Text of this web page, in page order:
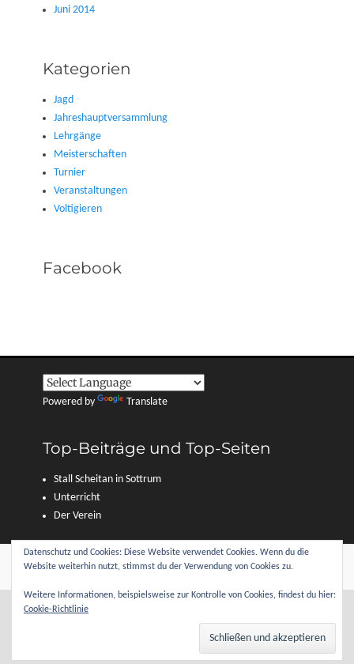
Juni 2014
Kategorien
Jagd
Jahreshauptversammlung
Lehrgänge
Meisterschaften
Turnier
Veranstaltungen
Voltigieren
Facebook
Powered by Translate
Top-Beiträge und Top-Seiten
Stall Scheitan in Sottrum
Unterricht
Der Verein
Datenschutz und Cookies: Diese Website verwendet Cookies. Wenn du die
Website weiterhin nutzt, stimmst du der Verwendung von Cookies zu.
Weitere Informationen, beispielsweise zur Kontrolle von Cookies, findest du hier:
Cookie-Richtlinie